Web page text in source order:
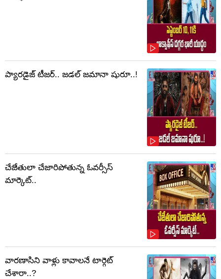
ప్యారడైజ్ టీజర్.. జడల్ జమానా షురూ..!
చేజేతులా చేజారిపోతున్న ఓవర్సీస్
మార్కెట్..
వారణాసిని వాళ్లు కావాలనే టార్గెట్
చేశారా..?